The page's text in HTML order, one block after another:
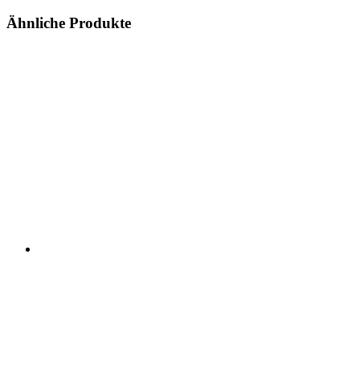
Ähnliche Produkte